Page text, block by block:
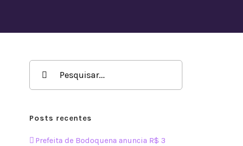
Buscar
resultados
para:
Posts recentes
Prefeita de Bodoquena anuncia R$ 3